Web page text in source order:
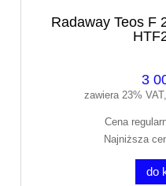
Radaway Teos F
3
zawiera 23%
Cena
Najniższa
do